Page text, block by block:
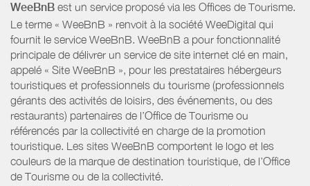
WeeBnB est un service proposé via les Offices de Tourisme.
Le terme « WeeBnB » renvoit à la société WeeDigital qui
fournit le service WeeBnB. WeeBnB a pour fonctionnalité
principale de délivrer un service de site internet clé en main,
appelé « Site WeeBnB », pour les prestataires hébergeurs
touristiques et professionnels du tourisme (professionnels
gérants des activités de loisirs, des événements, ou des
restaurants) partenaires de l’Office de Tourisme ou
référencés par la collectivité en charge de la promotion
touristique. Les sites WeeBnB comportent le logo et les
couleurs de la marque de destination touristique, de l’Office
de Tourisme ou de la collectivité.